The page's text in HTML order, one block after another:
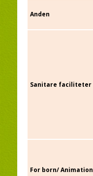
Anden
Sanitare faciliteter
For born/ Animation